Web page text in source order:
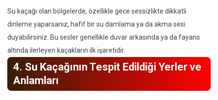
Su kaçağı olan bölgelerde, özellikle gece sessizlikte dikkatli
dinleme yaparsanız, hafif bir su damlama ya da akma sesi
duyabilirsiniz. Bu sesler genellikle duvar arkasında ya da fayans
altında ilerleyen kaçakların ilk işaretidir.
4. Su Kaçağının Tespit Edildiği Yerler ve
Anlamları